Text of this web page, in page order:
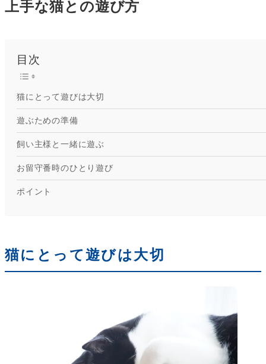
上手な猫との遊び方
目次
猫にとって遊びは大切
遊ぶための準備
飼い主様と一緒に遊ぶ
お留守番時のひとり遊び
ポイント
猫にとって遊びは大切